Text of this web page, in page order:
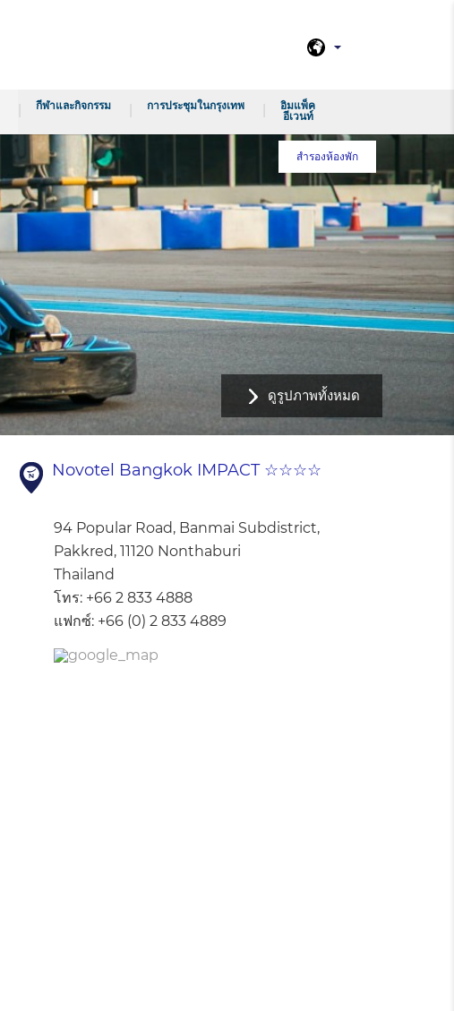
กีฬาและกิจกรรม การประชุมในกรุงเทพ
อิมแพ็ค
อีเวนท์
สำรองห้องพัก
ดูรูปภาพทั้งหมด
Novotel Bangkok IMPACT ☆☆☆☆
94 Popular Road, Banmai Subdistrict,
Pakkred, 11120 Nonthaburi
Thailand
โทร: +66 2 833 4888
แฟกซ์: +66 (0) 2 833 4889